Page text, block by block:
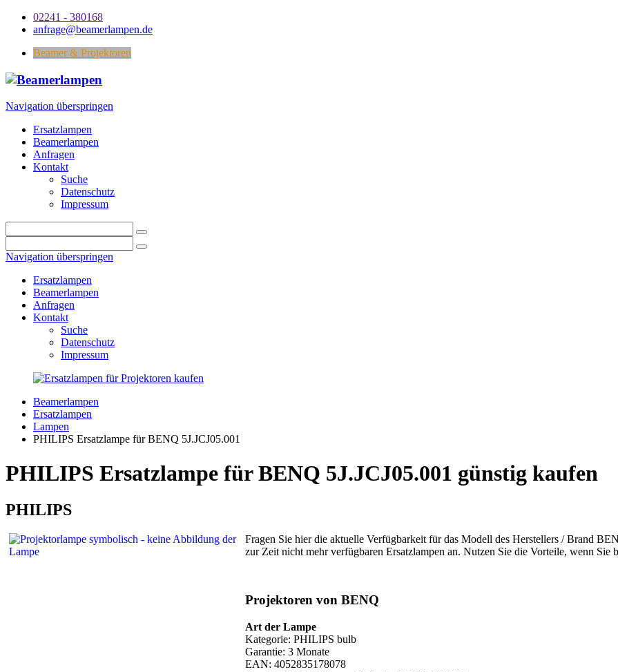
02241 - 380168
anfrage@beamerlampen.de
Beamer & Projektoren
Navigation überspringen
Ersatzlampen
Beamerlampen
Anfragen
Kontakt
Suche
Datenschutz
Impressum
Navigation überspringen
Ersatzlampen
Beamerlampen
Anfragen
Kontakt
Suche
Datenschutz
Impressum
Beamerlampen
Ersatzlampen
Lampen
PHILIPS Ersatzlampe für BENQ 5J.JCJ05.001
PHILIPS Ersatzlampe für BENQ 5J.JCJ05.001 günstig kaufen
PHILIPS
Fragen Sie hier die aktuelle Verfügbarkeit für das Modell des Herstellers / Brand
zur Zeit nicht mehr verfügbaren Ersatzlampen an. Nutzen Sie die Vorteile, wenn Sie
Projektoren von BENQ
Art der Lampe
Kategorie: PHILIPS bulb
Garantie: 3 Monate
EAN: 4052835178078